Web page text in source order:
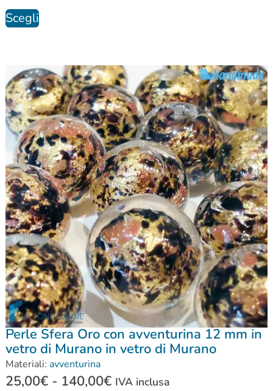
Scegli
Perle Sfera Oro con avventurina 12 mm in
vetro di Murano in vetro di Murano
Materiali: avventurina
25,00€ - 140,00€ IVA inclusa